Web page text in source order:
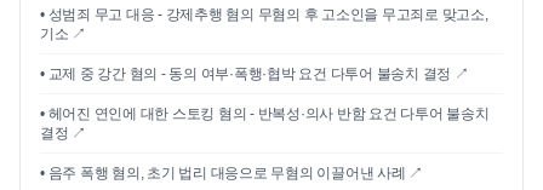
• 성범죄 무고 대응 - 강제추행 혐의 무혐의 후 고소인을 무고죄로 맞고소,
기소 ↗
• 교제 중 강간 혐의 - 동의 여부·폭행·협박 요건 다투어 불송치 결정 ↗
• 헤어진 연인에 대한 스토킹 혐의 - 반복성·의사 반함 요건 다투어 불송치
결정 ↗
• 음주 폭행 혐의, 초기 법리 대응으로 무혐의 이끌어낸 사례 ↗